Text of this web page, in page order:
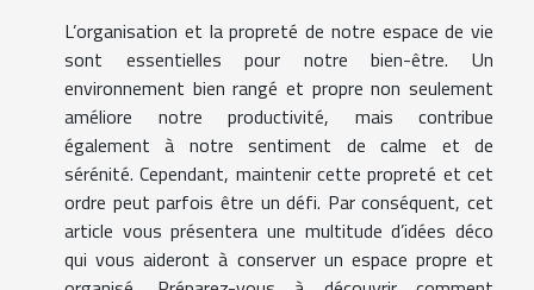
L’organisation et la propreté de notre espace de vie
sont essentielles pour notre bien-être. Un
environnement bien rangé et propre non seulement
améliore notre productivité, mais contribue
également à notre sentiment de calme et de
sérénité. Cependant, maintenir cette propreté et cet
ordre peut parfois être un défi. Par conséquent, cet
article vous présentera une multitude d’idées déco
qui vous aideront à conserver un espace propre et